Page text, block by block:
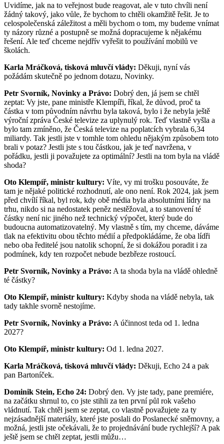
Uvidíme, jak na to veřejnost bude reagovat, ale v tuto chvíli není
žádný takový, jako vůle, že bychom to chtěli okamžitě řešit. Je to
celospolečenská záležitost a měli bychom o tom, my budeme vnímat
ty názory různé a postupně se možná dopracujeme k nějakému
řešení. Ale teď chceme nejdřív vyřešit to používání mobilů ve
školách.
Karla Mráčková, tisková mluvčí vlády: Děkuji, nyní vás
požádám skutečně po jednom dotazu, Novinky.
Petr Svorník, Novinky a Právo: Dobrý den, já jsem se chtěl
zeptat: Vy jste, pane ministře Klempíři, říkal, že důvod, proč ta
částka v tom původním návrhu byla taková, bylo i že nebyla ještě
výroční zpráva České televize za uplynulý rok. Teď vlastně vyšla a
bylo tam zmíněno, že Česká televize na poplatcích vybrala 6,34
miliardy. Tak jestli jste v tomhle tom ohledu nějakým způsobem toto
brali v potaz? Jestli jste s tou částkou, jak je teď navržena, v
pořádku, jestli ji považujete za optimální? Jestli na tom byla na vládě
shoda?
Oto Klempíř, ministr kultury: Víte, vy mi trošku posouváte, že
tam je nějaké politické rozhodnutí, ale ono není. Rok 2024, jak jsem
před chvílí říkal, byl rok, kdy obě média byla absolutními lídry na
trhu, nikdo si na nedostatek peněz nestěžoval, a to stanovení té
částky není nic jiného než technický výpočet, který bude do
budoucna automatizovatelný. My vlastně s tím, my chceme, dáváme
tlak na efektivitu obou těchto médií a předpokládáme, že oba lídři
nebo oba ředitelé jsou natolik schopní, že si dokážou poradit i za
podmínek, kdy ten rozpočet nebude bezbřeze rostoucí.
Petr Svorník, Novinky a Právo: A ta shoda byla na vládě ohledně
té částky?
Oto Klempíř, ministr kultury: Kdyby shoda na vládě nebyla, tak
tady takhle svorně nestojíme.
Petr Svorník, Novinky a Právo: A účinnost teda od 1. ledna
2027?
Oto Klempíř, ministr kultury: Od 1. ledna 2027.
Karla Mráčková, tisková mluvčí vlády: Děkuji, Echo 24 a pak
pan Bartoníček.
Dominik Stein, Echo 24: Dobrý den. Vy jste tady, pane premiére,
na začátku shrnul to, co jste stihli za ten první půl rok vašeho
vládnutí. Tak chtěl jsem se zeptat, co vlastně považujete za ty
nejzásadnější materiály, které jste poslali do Poslanecké sněmovny, a
možná, jestli jste očekávali, že to projednávání bude rychlejší? A pak
ještě jsem se chtěl zeptat, jestli můžu…